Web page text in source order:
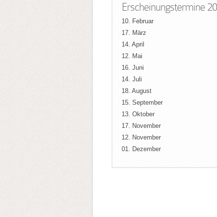
Erscheinungstermine
10. Februar
17. März
14. April
12. Mai
16. Juni
14. Juli
18. August
15. September
13. Oktober
17. November
12. November
01. Dezember